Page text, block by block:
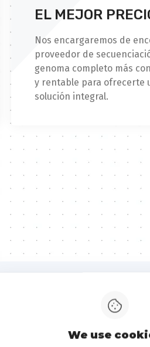
EL MEJOR
Nos encargaremos de
proveedor de
genoma completo más
y rentable para ofrecerte
solución integral.
We use